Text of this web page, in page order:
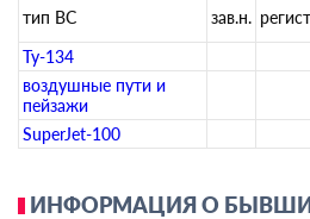
тип ВС зав.н.
Ту-134
воздушные пути и
пейзажи
SuperJet-100
ИНФОРМАЦИЯ О